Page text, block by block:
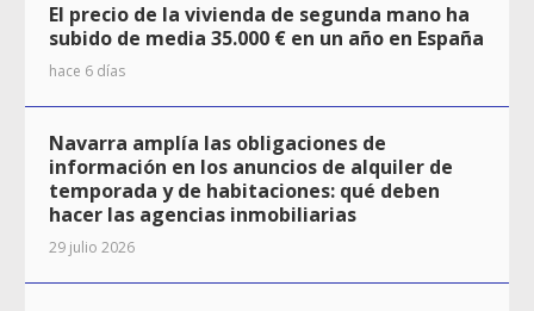
El precio de la vivienda de segunda mano ha
subido de media 35.000 € en un año en España
hace 6 días
Navarra amplía las obligaciones de
información en los anuncios de alquiler de
temporada y de habitaciones: qué deben
hacer las agencias inmobiliarias
29 julio 2026